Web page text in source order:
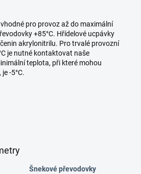
pro provoz až do maximální
+85°C. Hřídelové ucpávky
akrylonitrilu. Pro trvalé provozní
je nutné kontaktovat naše
teplota, při které mohou
-5°C.
Šnekové převodovky